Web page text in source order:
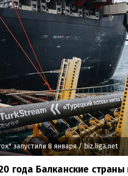
запустили 8 января/ biz.liga.net
года Балканские